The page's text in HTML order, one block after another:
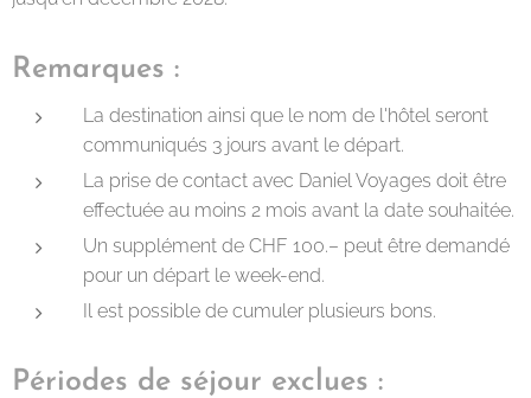
Remarques :
La destination ainsi que le nom de l'hôtel seront
communiqués 3 jours avant le départ.
La prise de contact avec Daniel Voyages doit être
effectuée au moins 2 mois avant la date souhaitée.
Un supplément de CHF 100.– peut être demandé
pour un départ le week-end.
Il est possible de cumuler plusieurs bons.
Périodes de séjour exclues :